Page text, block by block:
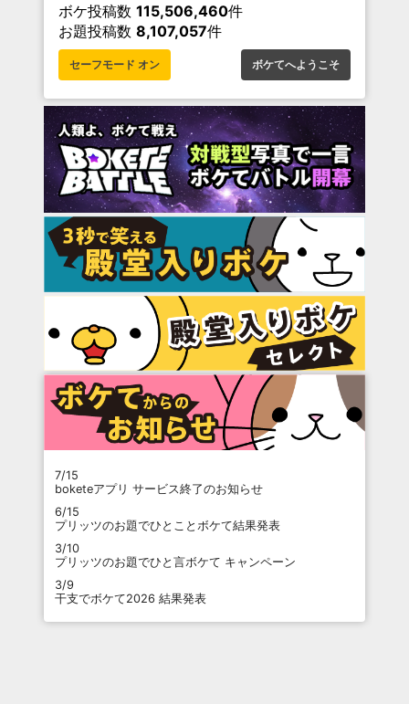
ボケ投稿数 115,506,460件
お題投稿数 8,107,057件
セーフモード オン ボケてへようこそ
7/15
boketeアプリ サービス終了のお知らせ
6/15
プリッツのお題でひとことボケて結果発表
3/10
プリッツのお題でひと言ボケて キャンペーン
3/9
干支でボケて2026 結果発表